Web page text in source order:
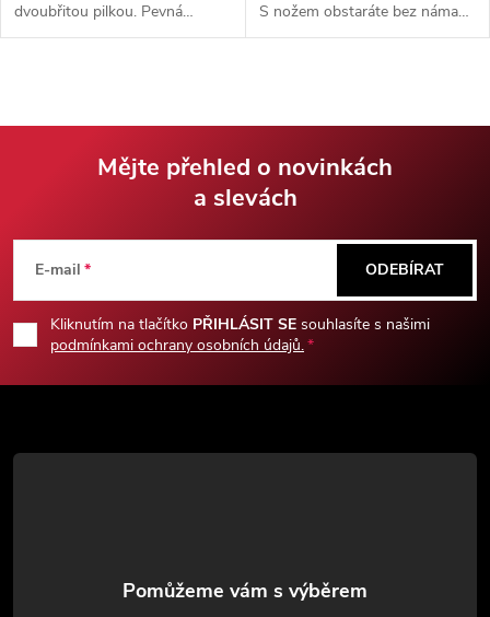
dvoubřitou pilkou. Pevná
tkanina + pevné pouzdro z
S nožem obstaráte bez námahy
přístřešek, dřevo na oheň i jídlo.
p
a
Mějte přehled o novinkách
a slevách
E-mail
Kliknutím na tlačítko PŘIHLÁSIT SE souhlasíte s našimi
podmínkami ochrany osobních údajů.
ODEBÍRAT